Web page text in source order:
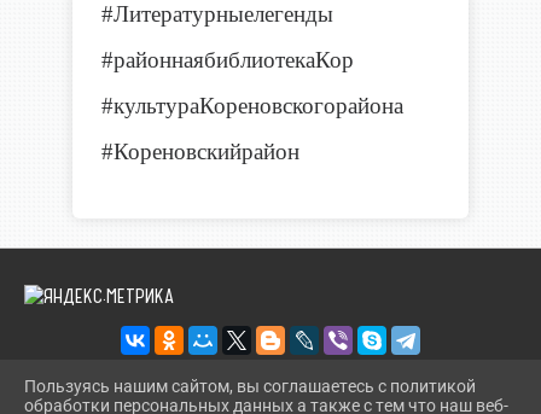
#Литературныелегенды
#районнаябиблиотекаКор
#культураКореновскогорайона
#Кореновскийрайон
Пользуясь нашим сайтом, вы соглашаетесь с политикой
обработки персональных данных а также с тем что наш веб-